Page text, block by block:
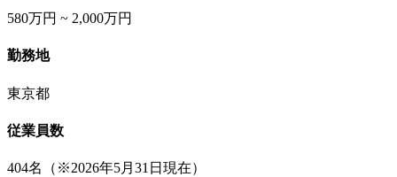
580万円 ~ 2,000万円
勤務地
東京都
従業員数
404名（※2026年5月31日現在）